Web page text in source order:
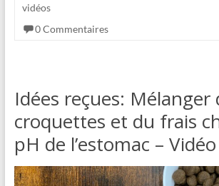
vidéos
0 Commentaires
Idées reçues: Mélanger
croquettes et du frais
pH de l’estomac – Vidéo